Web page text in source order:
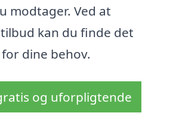
modtager. Ved at
kan du finde det
dine behov.
og uforpligtende